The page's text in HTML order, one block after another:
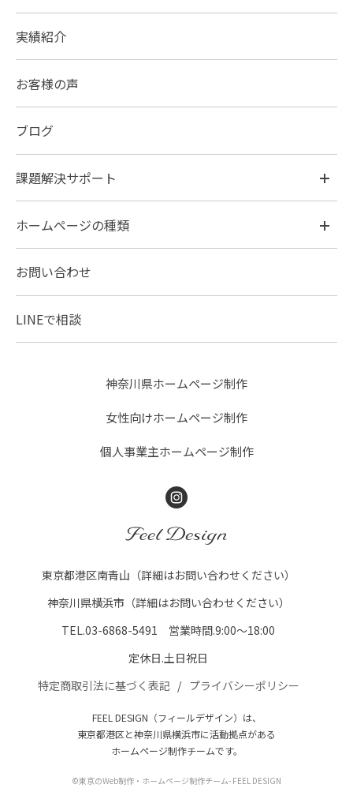
実績紹介
お客様の声
ブログ
課題解決サポート
ホームページの種類
お問い合わせ
LINEで相談
神奈川県ホームページ制作
女性向けホームページ制作
個人事業主ホームページ制作
東京都港区南青山（詳細はお問い合わせください）
神奈川県横浜市（詳細はお問い合わせください）
TEL.03-6868-5491 営業時間.9:00～18:00
定休日.土日祝日
特定商取引法に基づく表記
プライバシーポリシー
FEEL DESIGN（フィールデザイン）は、
東京都港区と神奈川県横浜市に活動拠点がある
ホームページ制作チームです。
©東京のWeb制作・ホームページ制作チーム- FEEL DESIGN